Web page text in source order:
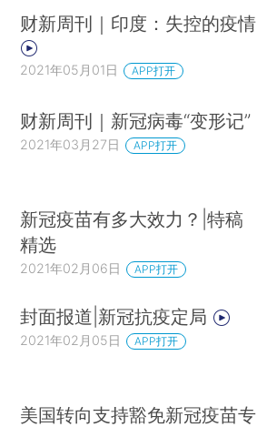
财新周刊｜印度：失控的疫情
2021年05月01日 APP打开
财新周刊｜新冠病毒“变形记”
2021年03月27日 APP打开
新冠疫苗有多大效力？|特稿
精选
2021年02月06日 APP打开
封面报道|新冠抗疫定局
2021年02月05日 APP打开
美国转向支持豁免新冠疫苗专